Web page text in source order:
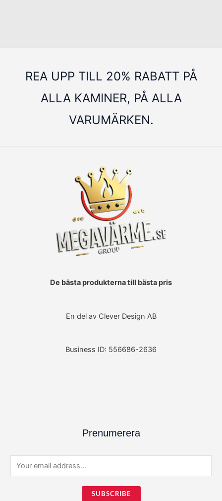
REA UPP TILL 20% RABATT PÅ
ALLA KAMINER, PÅ ALLA
VARUMÄRKEN.
De bästa produkterna till bästa pris
En del av Clever Design AB
Business ID: 556686-2636
Prenumerera
m
SUBSCRIBE